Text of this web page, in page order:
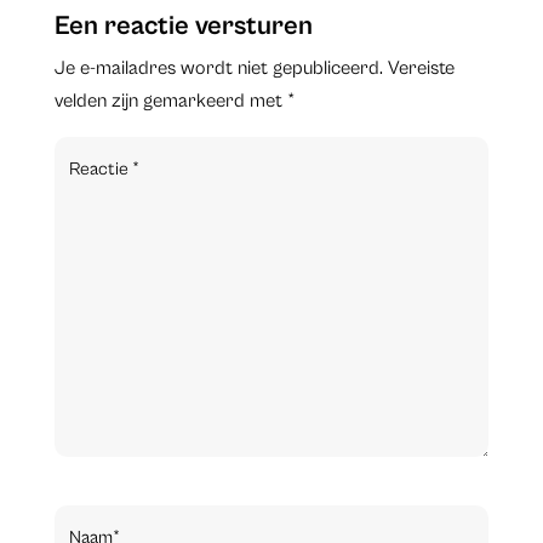
Een reactie versturen
Je e-mailadres wordt niet gepubliceerd. Vereiste
velden zijn gemarkeerd met *